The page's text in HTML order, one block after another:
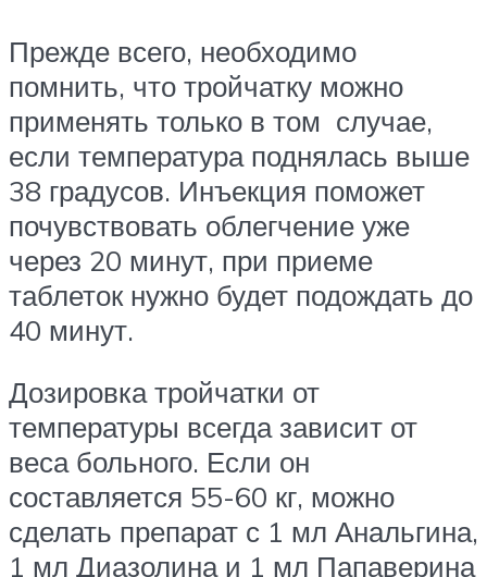
Прежде всего, необходимо
помнить, что тройчатку можно
применять только в том случае,
если температура поднялась выше
38 градусов. Инъекция поможет
почувствовать облегчение уже
через 20 минут, при приеме
таблеток нужно будет подождать до
40 минут.
Дозировка тройчатки от
температуры всегда зависит от
веса больного. Если он
составляется 55-60 кг, можно
сделать препарат с 1 мл Анальгина,
1 мл Диазолина и 1 мл Папаверина